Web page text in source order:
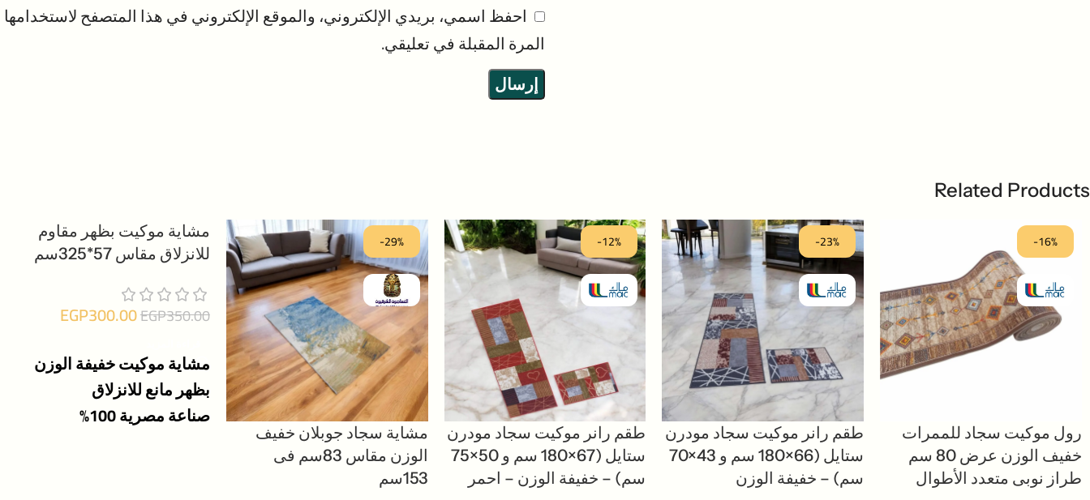
احفظ اسمي، بريدي الإلكتروني، والموقع الإلكتروني في هذا المتصفح لاستخدامها
المرة المقبلة في تعليقي.
Related Products
-16%
رول موكيت سجاد للممرات
خفيف الوزن عرض 80 سم
طراز نوبى متعدد الأطوال
-23%
طقم رانر موكيت سجاد مودرن
ستايل (66×180 سم و 43×70
سم) – خفيفة الوزن
-12%
طقم رانر موكيت سجاد مودرن
ستايل (67×180 سم و 50×75
سم) – خفيفة الوزن – احمر
-29%
مشاية سجاد جوبلان خفيف
الوزن مقاس 83سم فى
153سم
-14%
بيعت كلها
مشاية موكيت بظهر مقاوم
للانزلاق مقاس 57*325سم
EGP350.00
EGP300.00
مشاية موكيت خفيفة الوزن
بظهر مانع للانزلاق
صناعة مصرية 100%